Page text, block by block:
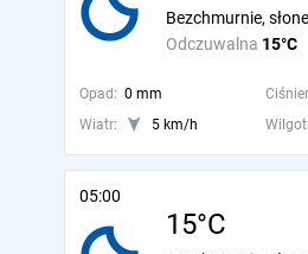
Odczuwalna 15°C
Bezchmurnie,
Opad: 0 mm
Wiatr:
5 km/h
05:00
15°C